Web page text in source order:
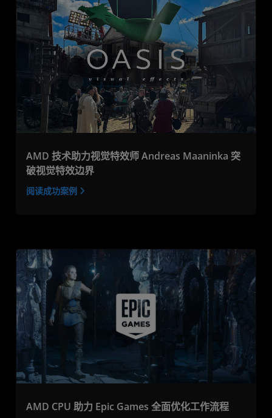
AMD 技术助力视觉特效师 Andreas Maaninka 突
破视觉特效边界
阅读成功案例
AMD CPU 助力 Epic Games 全面优化工作流程